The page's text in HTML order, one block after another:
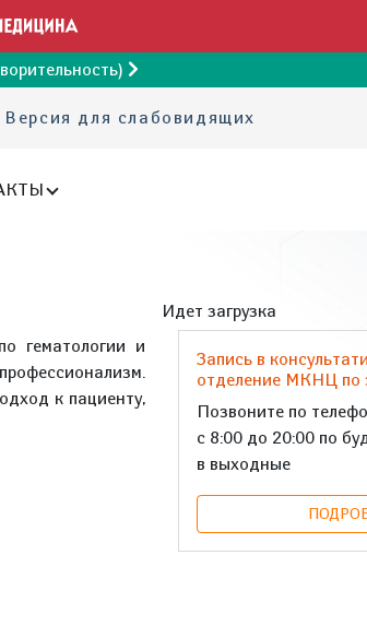
Версия для слабовидящих
гематологии и
к пациенту,
Идет загрузка
Запись в
отделение МКНЦ по
Позвоните по
с 8:00 до 20:00 по
в выходные